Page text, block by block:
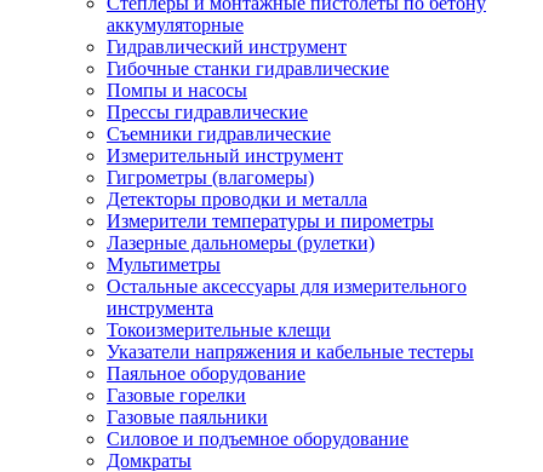
аккумуляторные
Гидравлический инструмент
Гибочные станки гидравлические
Помпы и насосы
Прессы гидравлические
Съемники гидравлические
Измерительный инструмент
Гигрометры (влагомеры)
Детекторы проводки и металла
Измерители температуры и пирометры
Лазерные дальномеры (рулетки)
Мультиметры
Остальные аксессуары для измерительного
инструмента
Токоизмерительные клещи
Указатели напряжения и кабельные тестеры
Паяльное оборудование
Газовые горелки
Газовые паяльники
Силовое и подъемное оборудование
Домкраты